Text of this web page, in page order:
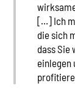
[…] Ich
die sich
dass Sie
einlegen